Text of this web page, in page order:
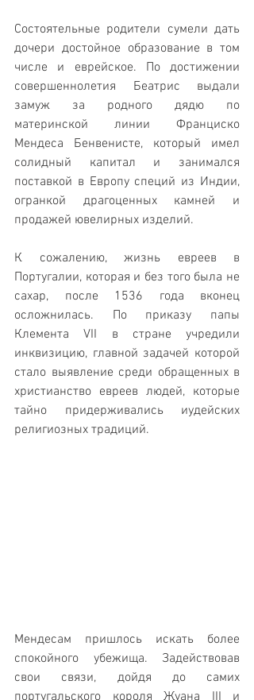
Состоятельные родители сумели дать
дочери достойное образование в том
числе и еврейское. По достижении
совершеннолетия Беатрис выдали
замуж за родного дядю по
материнской линии Франциско
Мендеса Бенвенисте, который имел
солидный капитал и занимался
поставкой в Европу специй из Индии,
огранкой драгоценных камней и
продажей ювелирных изделий.
К сожалению, жизнь евреев в
Португалии, которая и без того была не
сахар, после 1536 года вконец
осложнилась. По приказу папы
Клемента VII в стране учредили
инквизицию, главной задачей которой
стало выявление среди обращенных в
христианство евреев людей, которые
тайно придерживались иудейских
религиозных традиций.
Мендесам пришлось искать более
спокойного убежища. Задействовав
свои связи, дойдя до самих
португальского короля Жуана III и